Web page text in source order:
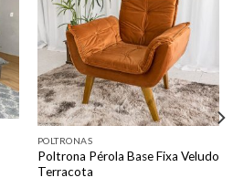
POLTRONAS
Poltrona Pérola Base Fixa Veludo
Terracota